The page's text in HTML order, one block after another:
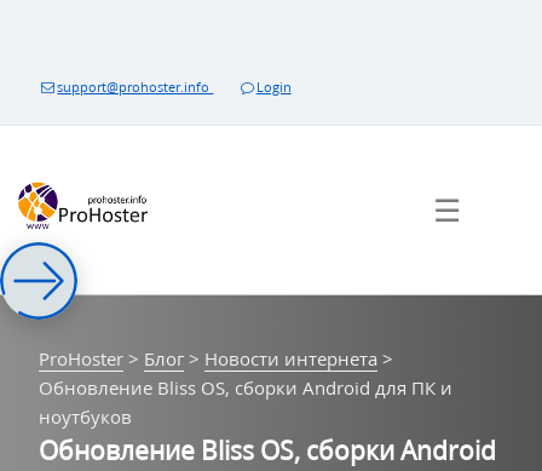
support@prohoster.info Login
☰
ProHoster > Блог > Новости интернета >
Обновление Bliss OS, сборки Android для ПК и
ноутбуков
Обновление Bliss OS, сборки Android